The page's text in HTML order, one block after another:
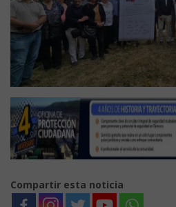
Compartir esta noticia